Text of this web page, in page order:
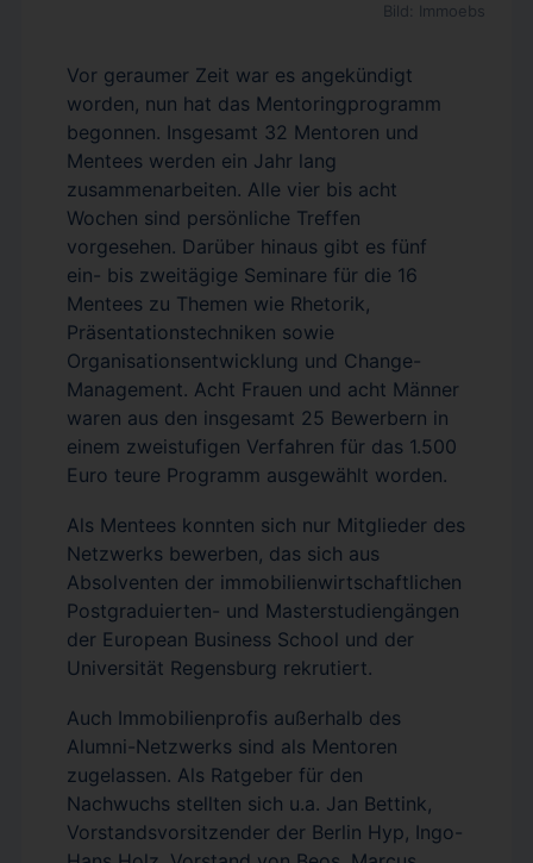
Bild: Immoebs
Vor geraumer Zeit war es angekündigt
worden, nun hat das Mentoringprogramm
begonnen. Insgesamt 32 Mentoren und
Mentees werden ein Jahr lang
zusammenarbeiten. Alle vier bis acht
Wochen sind persönliche Treffen
vorgesehen. Darüber hinaus gibt es fünf
ein- bis zweitägige Seminare für die 16
Mentees zu Themen wie Rhetorik,
Präsentationstechniken sowie
Organisationsentwicklung und Change-
Management. Acht Frauen und acht Männer
waren aus den insgesamt 25 Bewerbern in
einem zweistufigen Verfahren für das 1.500
Euro teure Programm ausgewählt worden.
Als Mentees konnten sich nur Mitglieder des
Netzwerks bewerben, das sich aus
Absolventen der immobilienwirtschaftlichen
Postgraduierten- und Masterstudiengängen
der European Business School und der
Universität Regensburg rekrutiert.
Auch Immobilienprofis außerhalb des
Alumni-Netzwerks sind als Mentoren
zugelassen. Als Ratgeber für den
Nachwuchs stellten sich u.a. Jan Bettink,
Vorstandsvorsitzender der Berlin Hyp, Ingo-